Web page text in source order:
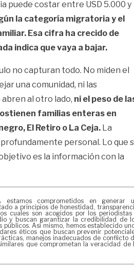
puede costar entre USD 5.000 y
la categoría migratoria y el
Esa cifra ha crecido de
indica que vaya a bajar.
no capturan todo. No miden el
una comunidad, ni las
al otro lado, ni el peso de
familias enteras en
El Retiro o La Ceja. La
personal. Lo que
es la información con la
estamos comprometidos en generar
a principios de honestidad,
cuales son acogidos por los periodistas
y buscan garantizar la credibilidad de
Así mismo, hemos establecido
éticos que buscan prevenir
manejos inadecuados de conflicto
que comprometan la veracidad de